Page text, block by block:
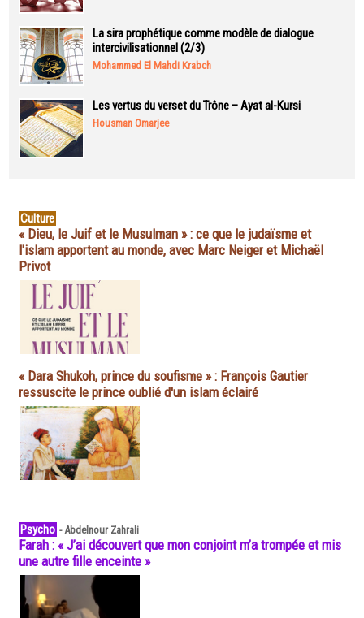
La sira prophétique comme modèle de dialogue
intercivilisationnel (2/3)
Mohammed El Mahdi Krabch
Les vertus du verset du Trône – Ayat al-Kursi
Housman Omarjee
Culture
« Dieu, le Juif et le Musulman » : ce que le judaïsme et
l'islam apportent au monde, avec Marc Neiger et Michaël
Privot
« Dara Shukoh, prince du soufisme » : François Gautier
ressuscite le prince oublié d'un islam éclairé
Psycho -Abdelnour Zahrali
Farah : « J’ai découvert que mon conjoint m’a trompée et mis
une autre fille enceinte »